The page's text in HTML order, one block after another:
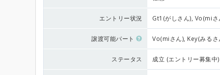
エントリー状況 Gt1(がしさん), Vo(mi
譲渡可能パート Vo(miさん), Key(みる
ステータス 成立 (エントリー募集中)